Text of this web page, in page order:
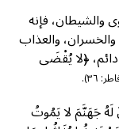
والشيطان، فإنه
والخسران، والعذاب
﴿لا يُقْضَى
٣٦).
جَهَنَّمَ لا يَمُوتُ